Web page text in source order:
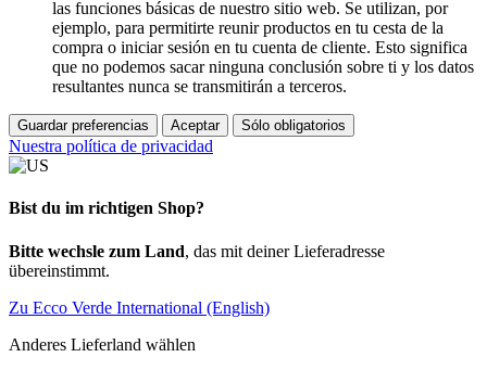
las funciones básicas de nuestro sitio web. Se utilizan, por
ejemplo, para permitirte reunir productos en tu cesta de la
compra o iniciar sesión en tu cuenta de cliente. Esto significa
que no podemos sacar ninguna conclusión sobre ti y los datos
resultantes nunca se transmitirán a terceros.
Guardar preferencias Aceptar Sólo obligatorios
Nuestra política de privacidad
Bist du im richtigen Shop?
Bitte wechsle zum Land, das mit deiner Lieferadresse
übereinstimmt.
Zu Ecco Verde International (English)
Anderes Lieferland wählen